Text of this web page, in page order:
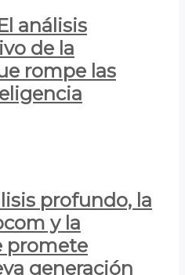
análisis
de la
rompe las
profundo, la
y la
promete
generación